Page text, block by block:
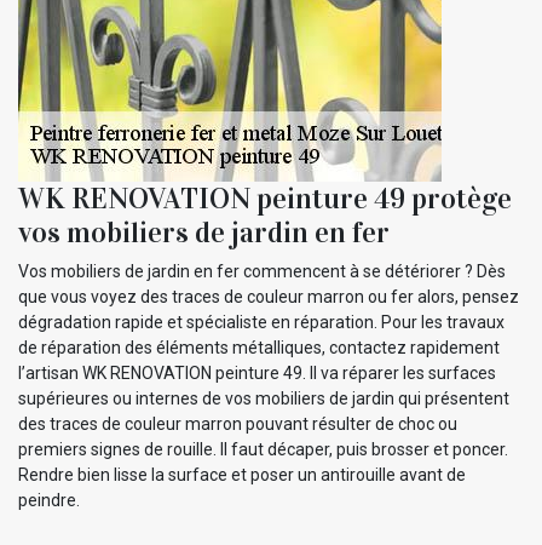
WK RENOVATION peinture 49 protège
vos mobiliers de jardin en fer
Vos mobiliers de jardin en fer commencent à se détériorer ? Dès
que vous voyez des traces de couleur marron ou fer alors, pensez
dégradation rapide et spécialiste en réparation. Pour les travaux
de réparation des éléments métalliques, contactez rapidement
l’artisan WK RENOVATION peinture 49. Il va réparer les surfaces
supérieures ou internes de vos mobiliers de jardin qui présentent
des traces de couleur marron pouvant résulter de choc ou
premiers signes de rouille. Il faut décaper, puis brosser et poncer.
Rendre bien lisse la surface et poser un antirouille avant de
peindre.